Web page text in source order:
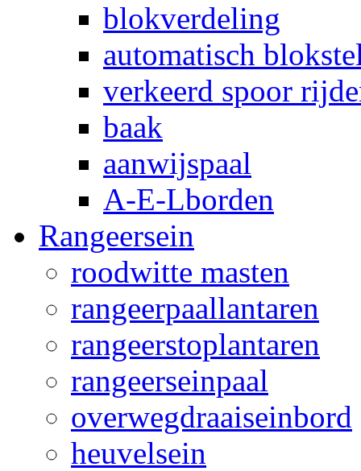
blokverdeling
automatisch
verkeerd spoor
baak
aanwijspaal
A-E-Lborden
Rangeersein
roodwitte masten
rangeerpaallantaren
rangeerstoplantaren
rangeerseinpaal
overwegdraaiseinbord
heuvelsein